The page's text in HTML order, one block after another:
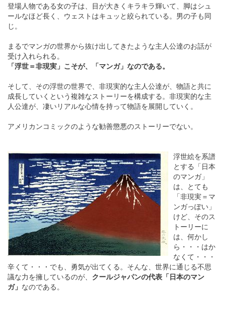
登場人物である女の子は、目が大きくキラキラ輝いて、脚はシュ
ールなほど長く、ウェストはキュッと絞られている。男の子も同
じ。
まるでマンガの世界から抜け出してきたような主人公達のお話が
受け入れられる。
「浮世＝非現実」こそが、「マンガ」なのである。
そして、その浮世の世界で、非現実的な主人公達が、物語と共に
成長していくという複雑なストーリーを構成する。非現実的な主
人公達が、凄いリアルな心情を持って物語を展開していく。
アメリカンコミックのような勧善懲悪のストーリーでない。
浮世絵を系譜
とする「日本
のマンガ」
は、とても
「非現実＝マ
ンガっぽい」
けど、そのス
トーリーに
は、何かし
ら・・・はか
なくて・・・
辛くて・・・でも、勇気が出てくる。そんな、世界に通じる不思
議な力を擁しているのが、 クールジャパンの代表「日本のマン
ガ」 なのである。